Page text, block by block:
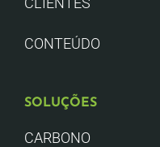
CONTEÚDO
SOLUÇÕES
CARBONO